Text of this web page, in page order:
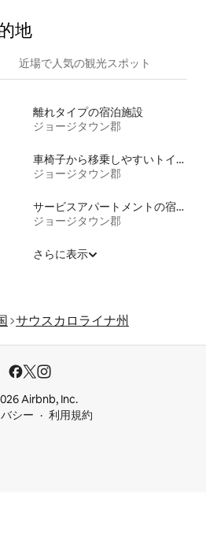
地
近場で人気の観光スポット
離れタイプの宿泊施設
ジョージタウン郡
車椅子から移乗しやすいトイレ付きの宿泊施設
ジョージタウン郡
サービスアパートメントの宿泊施設
ジョージタウン郡
さらに表示
サウスカロライナ州
Airbnb, Inc.
シー
利用規約